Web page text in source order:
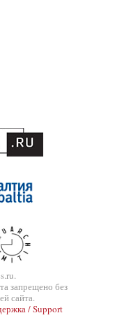
запрещено без
сайта.
/ Support